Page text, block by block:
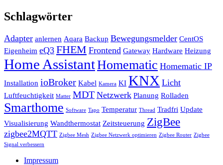
Schlagwörter
Adapter anlernen Aqara Backup Bewegungsmelder CentOS
Eigenheim eQ3 FHEM Frontend Gateway Hardware Heizung
Home AssistantHomematic Homematic IP
Installation ioBroker Kabel Kamera KI KNX Licht
Luftfeuchtigkeit Matter MDT Netzwerk Planung Rolladen
Smarthome Software Tapo Temperatur Thread Tradfri Update
Visualisierung Wandthermostat Zeitsteuerung ZigBee
zigbee2MQTT Zigbee Mesh Zigbee Netzwerk optimieren Zigbee Router Zigbee
Signal verbessern
Impressum